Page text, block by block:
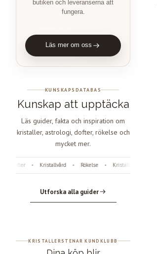
butiken och leveranserna att
fungera.
Läs mer om oss
KUNSKAPSDATABAS
Kunskap att upptäcka
Läs guider, fakta och inspiration om
kristaller, astrologi, dofter, rökelse och
mycket mer.
• Kristallvård • Rökelse • Kristaller
Utforska alla guider
KRISTALLERSTENAR KUNDKLUBB